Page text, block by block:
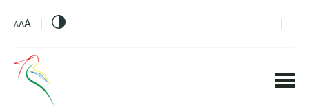
AAA